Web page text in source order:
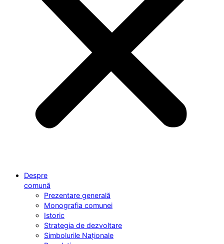
Despre
comună
Prezentare generală
Monografia comunei
Istoric
Strategia de dezvoltare
Simbolurile Naționale